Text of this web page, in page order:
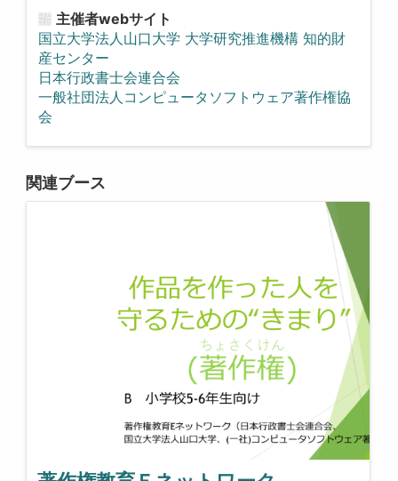
主催者webサイト
国立大学法人山口大学 大学研究推進機構 知的財
産センター
日本行政書士会連合会
一般社団法人コンピュータソフトウェア著作権協
会
関連ブース